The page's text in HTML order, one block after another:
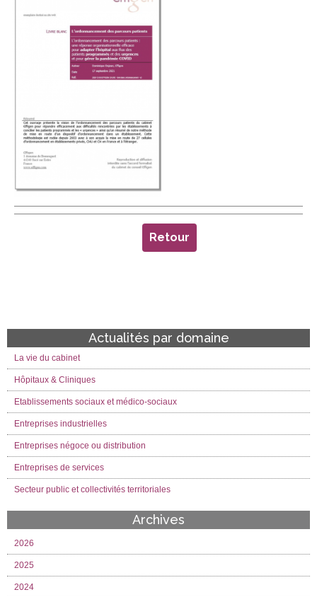
Retour
Actualités par domaine
La vie du cabinet
Hôpitaux & Cliniques
Etablissements sociaux et médico-sociaux
Entreprises industrielles
Entreprises négoce ou distribution
Entreprises de services
Secteur public et collectivités territoriales
Archives
2026
2025
2024